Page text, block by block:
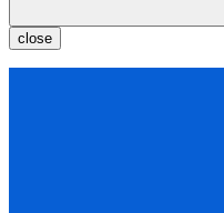
close